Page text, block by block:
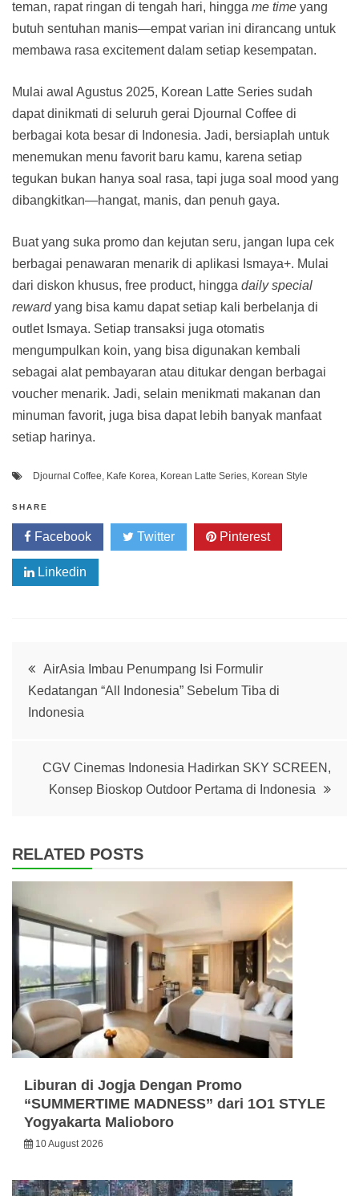
teman, rapat ringan di tengah hari, hingga me time yang
butuh sentuhan manis—empat varian ini dirancang untuk
membawa rasa excitement dalam setiap kesempatan.
Mulai awal Agustus 2025, Korean Latte Series sudah
dapat dinikmati di seluruh gerai Djournal Coffee di
berbagai kota besar di Indonesia. Jadi, bersiaplah untuk
menemukan menu favorit baru kamu, karena setiap
tegukan bukan hanya soal rasa, tapi juga soal mood yang
dibangkitkan—hangat, manis, dan penuh gaya.
Buat yang suka promo dan kejutan seru, jangan lupa cek
berbagai penawaran menarik di aplikasi Ismaya+. Mulai
dari diskon khusus, free product, hingga daily special
rewardyang bisa kamu dapat setiap kali berbelanja di
outlet Ismaya. Setiap transaksi juga otomatis
mengumpulkan koin, yang bisa digunakan kembali
sebagai alat pembayaran atau ditukar dengan berbagai
voucher menarik. Jadi, selain menikmati makanan dan
minuman favorit, juga bisa dapat lebih banyak manfaat
setiap harinya.
Djournal Coffee, Kafe Korea, Korean Latte Series, Korean Style
SHARE
Facebook Twitter Pinterest
Linkedin
Post
navigation
AirAsia Imbau Penumpang Isi Formulir
Kedatangan “All Indonesia” Sebelum Tiba di
Indonesia
CGV Cinemas Indonesia Hadirkan SKY SCREEN,
Konsep Bioskop Outdoor Pertama di Indonesia
RELATED POSTS
Liburan di Jogja Dengan Promo
“SUMMERTIME MADNESS” dari 1O1 STYLE
Yogyakarta Malioboro
10 August 2026